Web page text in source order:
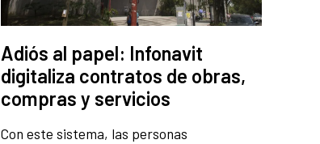
Adiós al papel: Infonavit
digitaliza contratos de obras,
compras y servicios
Con este sistema, las personas